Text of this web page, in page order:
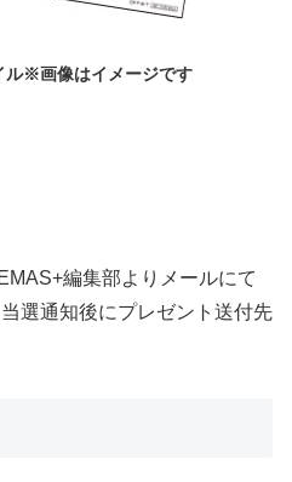
ル※画像はイメージです
編集部よりメールにて
選通知後にプレゼント送付先